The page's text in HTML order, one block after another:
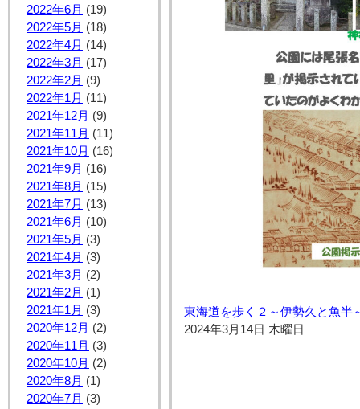
2022年6月 (19)
2022年5月 (18)
2022年4月 (14)
2022年3月 (17)
2022年2月 (9)
2022年1月 (11)
2021年12月 (9)
2021年11月 (11)
2021年10月 (16)
2021年9月 (16)
2021年8月 (15)
2021年7月 (13)
2021年6月 (10)
2021年5月 (3)
2021年4月 (3)
2021年3月 (2)
2021年2月 (1)
2021年1月 (3)
2020年12月 (2)
2020年11月 (3)
2020年10月 (2)
2020年8月 (1)
2020年7月 (3)
東海道を歩く２～伊勢久と魚半
2024年3月14日 木曜日